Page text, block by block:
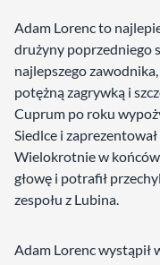
Adam Lorenc to
drużyny poprzedniego
najlepszego
potężną zagrywką i
Cuprum po roku
Siedlce i
Wielokrotnie w
głowę i potrafił
zespołu z Lubina.
Adam Lorenc wystąpił